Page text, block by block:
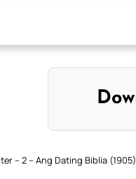
– 2 – Ang Dating Biblia (1905)